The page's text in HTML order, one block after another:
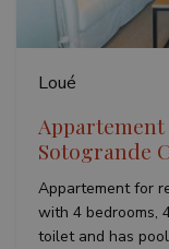
Loué
Sotogrande
Appartement for
with 4 bedrooms,
toilet and has